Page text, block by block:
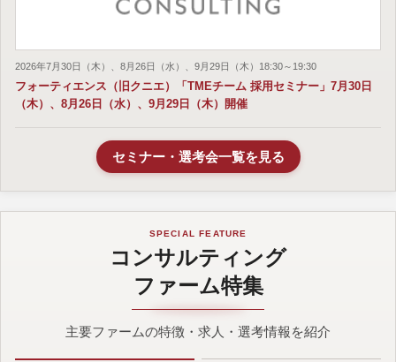
2026年7月30日（木）、8月26日（水）、9月29日（木）18:30～19:30
フォーティエンス（旧クニエ）「TMEチーム 採用セミナー」7月30日
（木）、8月26日（水）、9月29日（木）開催
セミナー・選考会一覧を見る
SPECIAL FEATURE
コンサルティング
ファーム特集
主要ファームの特徴・求人・選考情報を紹介